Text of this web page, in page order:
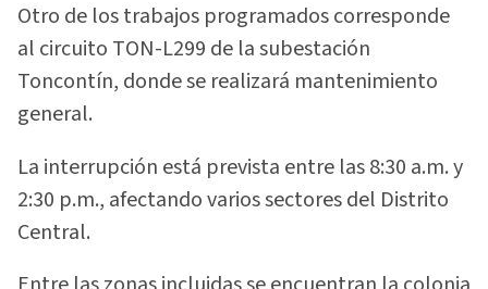
Otro de los trabajos programados corresponde
al circuito TON-L299 de la subestación
Toncontín, donde se realizará mantenimiento
general.
La interrupción está prevista entre las 8:30 a.m. y
2:30 p.m., afectando varios sectores del Distrito
Central.